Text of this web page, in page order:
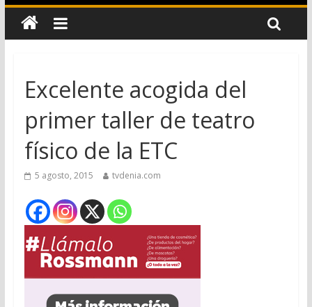
Excelente acogida del
primer taller de teatro
físico de la ETC
5 agosto, 2015 tvdenia.com